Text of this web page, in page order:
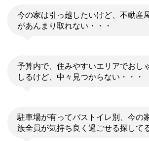
今の家は引っ越したいけど、不動産
があんまり取れない・・・
予算内で、住みやすいエリアでおし
しるけど、中々見つからない・・・
駐車場が有ってバストイレ別、今の
族全員が気持ち良く過ごせる探して